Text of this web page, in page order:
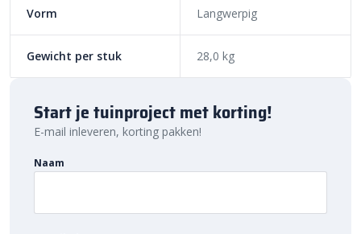
Vorm Langwerpig
Gewicht per stuk 28,0 kg
Start je tuinproject met korting!
E-mail inleveren, korting pakken!
Naam